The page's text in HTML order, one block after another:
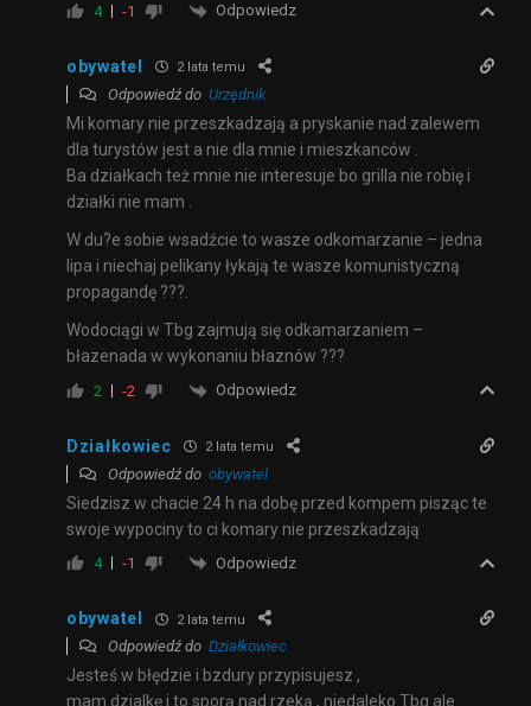
4 -1 Odpowiedz
obywatel 2 lata temu
Odpowiedź do Urzędnik
Mi komary nie przeszkadzają a pryskanie nad zalewem
dla turystów jest a nie dla mnie i mieszkanców .
Ba działkach też mnie nie interesuje bo grilla nie robię i
działki nie mam .
W du?e sobie wsadźcie to wasze odkomarzanie – jedna
lipa i niechaj pelikany łykają te wasze komunistyczną
propagandę ???.
Wodociągi w Tbg zajmują się odkamarzaniem –
błazenada w wykonaniu błaznów ???
2 -2 Odpowiedz
Działkowiec 2 lata temu
Odpowiedź do obywatel
Siedzisz w chacie 24 h na dobę przed kompem pisząc te
swoje wypociny to ci komary nie przeszkadzają
4 -1 Odpowiedz
obywatel 2 lata temu
Odpowiedź do Działkowiec
Jesteś w błędzie i bzdury przypisujesz ,
mam dzialkę i to sporą nad rzeką , niedaleko Tbg ale